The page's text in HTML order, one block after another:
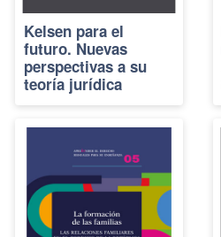
Kelsen para el
futuro. Nuevas
perspectivas a su
teoría jurídica